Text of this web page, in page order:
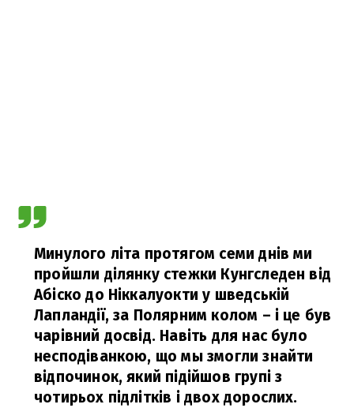
Минулого літа протягом семи днів ми
пройшли ділянку стежки Кунгследен від
Абіско до Ніккалуокти у шведській
Лапландії, за Полярним колом – і це був
чарівний досвід. Навіть для нас було
несподіванкою, що мы змогли знайти
відпочинок, який підійшов групі з
чотирьох підлітків і двох дорослих.